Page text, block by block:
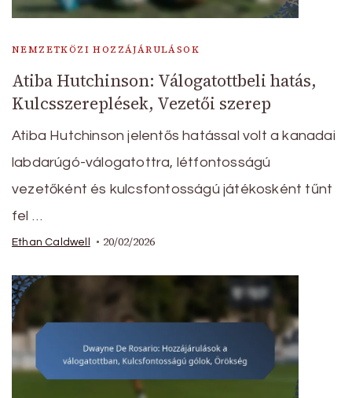
NEMZETKÖZI HOZZÁJÁRULÁSOK
Atiba Hutchinson: Válogatottbeli hatás,
Kulcsszereplések, Vezetői szerep
Atiba Hutchinson jelentős hatással volt a kanadai
labdarúgó-válogatottra, létfontosságú
vezetőként és kulcsfontosságú játékosként tűnt
fel …
Ethan Caldwell 20/02/2026